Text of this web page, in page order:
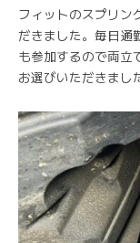
フィットのスプリン
だきました。毎日通
も参加するので両立
お選びいただきまし